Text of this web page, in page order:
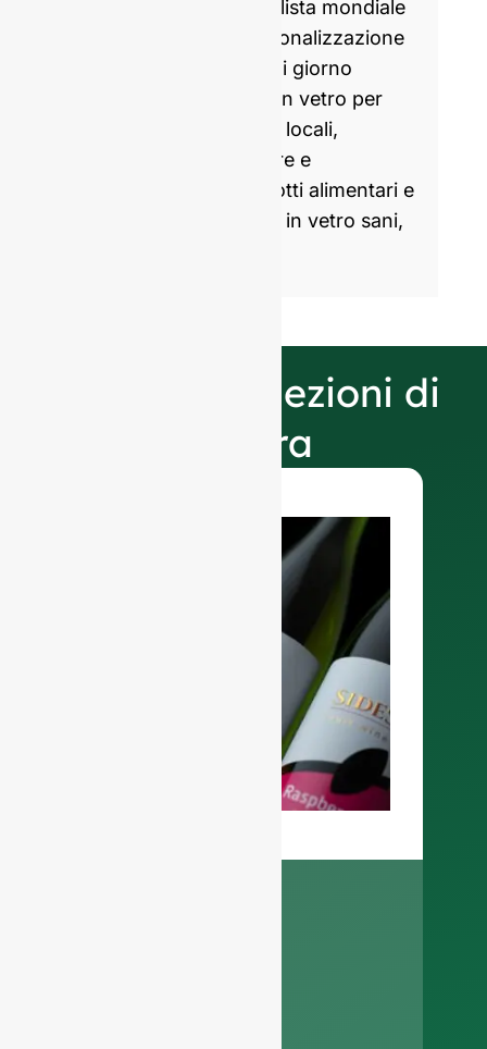
GlassRock è uno specialista mondiale
nella produzione e personalizzazione
di bottiglie di vetro. Ogni giorno
produciamo imballaggi in vetro per
marchi partner globali e locali,
aiutandoli a confezionare e
commercializzare prodotti alimentari e
bevande con imballaggi in vetro sani,
Le nostre selezioni di
finitura